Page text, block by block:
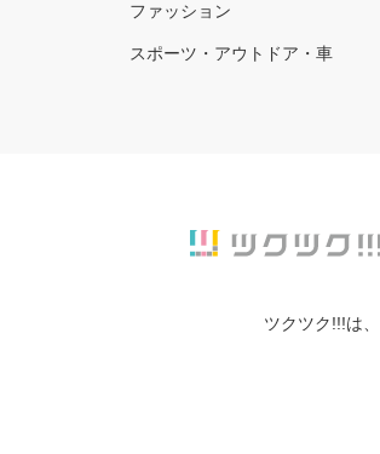
ファッション
スポーツ・アウトドア・車
ツクツク!!!は、